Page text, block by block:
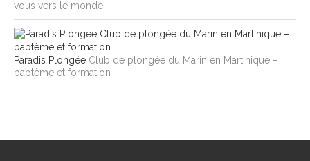
vous vers le monde !
Paradis Plongée Club de plongée du Marin en Martinique –
baptème et formation